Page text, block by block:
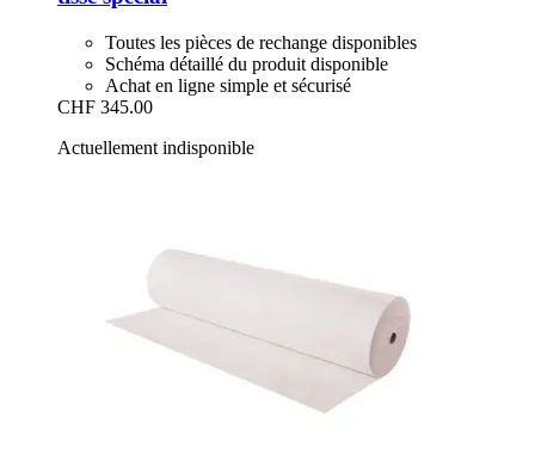
Toutes les pièces de rechange disponibles
Schéma détaillé du produit disponible
Achat en ligne simple et sécurisé
CHF 345.00
Actuellement indisponible